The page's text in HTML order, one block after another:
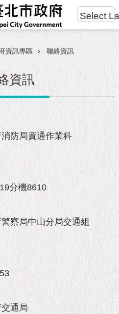
Select
資訊專區 聯絡資訊
資訊
防局資通作業科
分機8610
察局中山分局交通組
通局